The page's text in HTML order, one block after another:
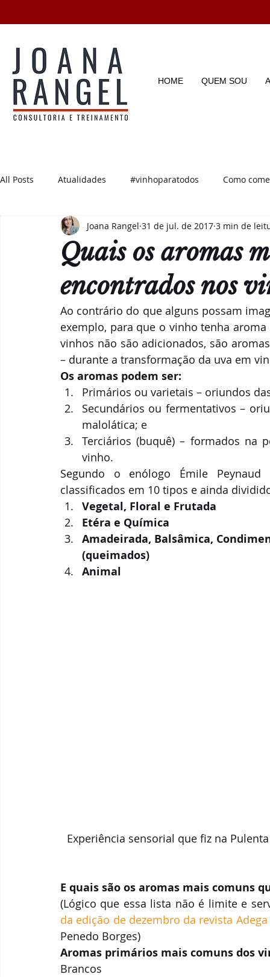
HOME QUEM SOU
All Posts Atualidades #vinhoparatodos Como
Degustações Enotícias Enoturismo Dicas e
Oi! Notas de "Bebelier"
Recomendações
Quais os aromas
encontrados nos
Joana Rangel 31 de jul. de 2017 3 min de
Ao contrário do que alguns possam
exemplo, para que o vinho tenha
vinhos não são adicionados, são
– durante a transformação da uva em
Os aromas podem ser:
Primários ou varietais – oriundos
Secundários ou fermentativos –
malolática; e
Terciários (buquê) – formados na
vinho.
Segundo o enólogo Émile
classificados em 10 tipos e ainda
Vegetal, Floral e Frutada
Etéra e Química
Amadeirada, Balsâmica,
(queimados)
Animal
Experiência sensorial que fiz na
E quais são os aromas mais comuns
(Lógico que essa lista não é limite e
da edição de dezembro da revista Adega
Penedo Borges)
Aromas primários mais comuns dos
Brancos